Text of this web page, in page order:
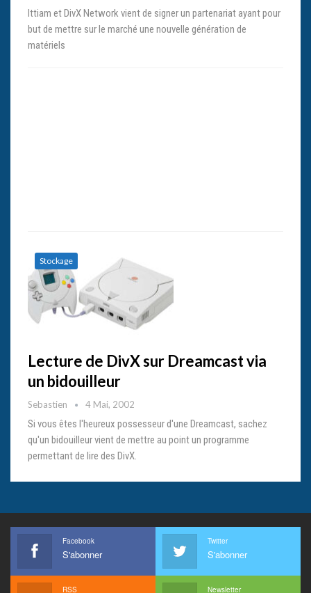
Ittiam et DivX Network vient de signer un partenariat ayant pour
but de mettre sur le marché une nouvelle génération de
matériels
Stockage
Lecture de DivX sur Dreamcast via
un bidouilleur
Sebastien 4 Mai, 2002
Si vous êtes l'heureux possesseur d'une Dreamcast, sachez
qu'un bidouilleur vient de mettre au point un programme
permettant de lire des DivX.
Facebook
S'abonner
Twitter
S'abonner
RSS Newsletter